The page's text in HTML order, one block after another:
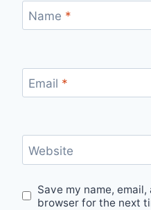
Name *
Email *
Website
Save my name,
browser for the next